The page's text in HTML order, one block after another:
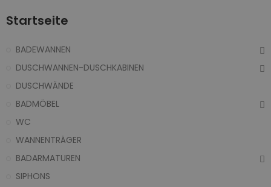
Startseite
BADEWANNEN
DUSCHWANNEN-DUSCHKABINEN
DUSCHWÄNDE
BADMÖBEL
WC
WANNENTRÄGER
BADARMATUREN
SIPHONS